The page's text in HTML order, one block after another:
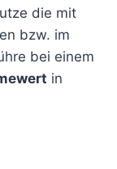
die mit
bzw. im
bei einem
in